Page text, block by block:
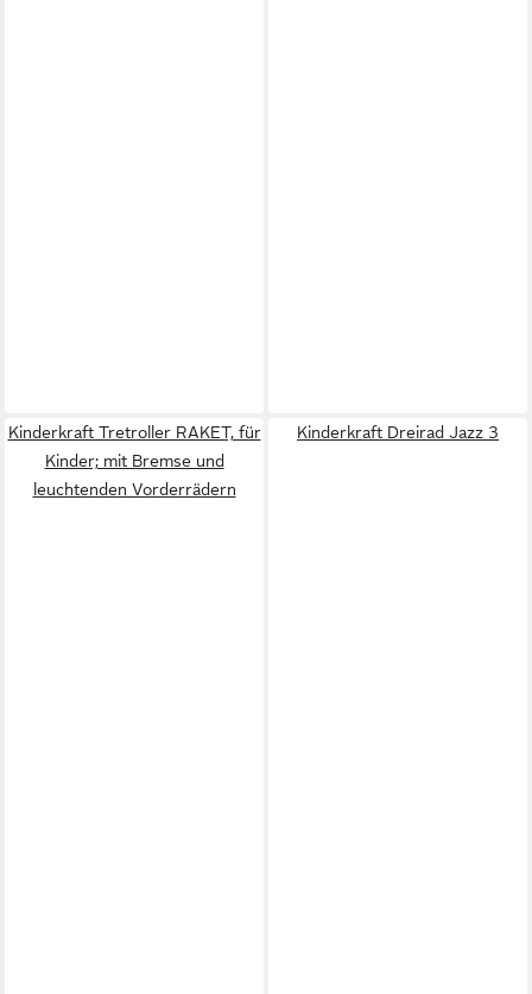
Kinderkraft Tretroller RAKET, für
Kinder; mit Bremse und
leuchtenden Vorderrädern
Kinderkraft Dreirad Jazz 3